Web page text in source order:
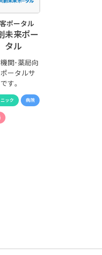
ポータル
未来ポー
タル
関･薬局向
ータルサ
す。
ック 病院